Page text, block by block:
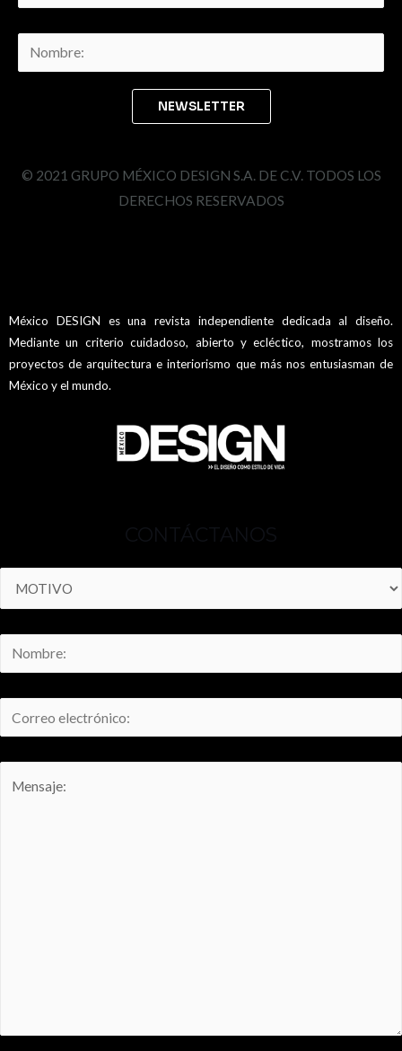
© 2021 GRUPO MÉXICO DESIGN S.A. DE C.V. TODOS LOS
DERECHOS RESERVADOS
México DESIGN es una revista independiente dedicada al diseño.
Mediante un criterio cuidadoso, abierto y ecléctico, mostramos los
proyectos de arquitectura e interiorismo que más nos entusiasman de
México y el mundo.
CONTÁCTANOS